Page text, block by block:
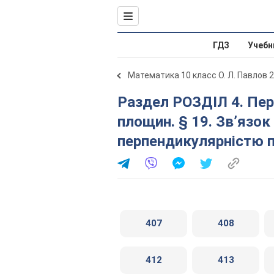
ГДЗ
Математика 10 класс О. Л. Павлов
Раздел РОЗДІЛ 4. Перпендикулярність прямих і
площин. § 19.
перпендикулярністю
407 408
412 413